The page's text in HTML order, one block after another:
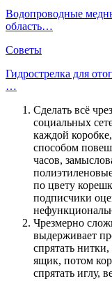
Водопроводные
область…
Советы
Гидрострелка для
…
Сделать всё
социальных
каждой
способом
часов,
по цвету
подписчики
Чрезмерно
выдерживает
спрятать
ящик, потом
спрятать иглу,